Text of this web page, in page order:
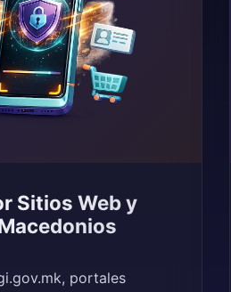
Sitios Web y
portales